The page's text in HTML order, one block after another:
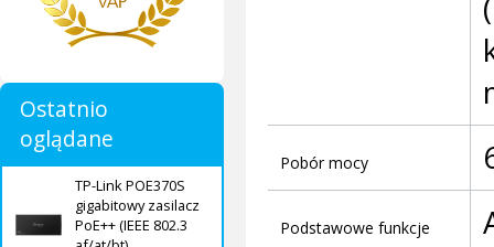
Ostatnio
oglądane
TP-Link POE370S
gigabitowy zasilacz
PoE++ (IEEE 802.3
Pobór mocy
Podstawowe funkcje